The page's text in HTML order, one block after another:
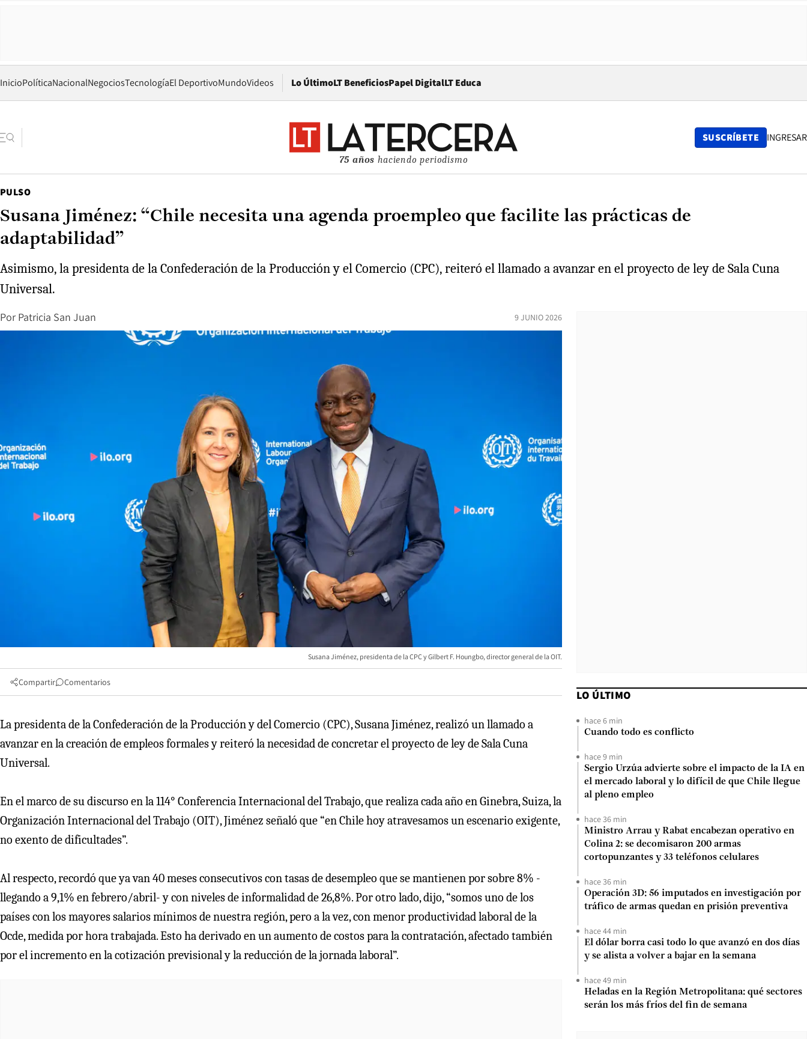
InicioPolíticaNacionalNegociosTecnologíaEl DeportivoMundoVideos Lo ÚltimoLT BeneficiosPapel DigitalOpens in new window
LT Educa
75 años haciendo periodismo
SUSCRÍBETE INGRESAR
PULSO
Susana Jiménez: “Chile necesita una agenda proempleo que facilite las prácticas de
adaptabilidad”
Asimismo, la presidenta de la Confederación de la Producción y el Comercio (CPC), reiteró el llamado a avanzar en el proyecto de ley de Sala Cuna
Universal.
Por Patricia San Juan 9 JUNIO 2026
Susana Jiménez, presidenta de la CPC y Gilbert F. Houngbo, director general de la OIT.
Compartir Comentarios
La presidenta de la Confederación de la Producción y del Comercio (CPC), Susana Jiménez, realizó un llamado a
avanzar en la creación de empleos formales y reiteró la necesidad de concretar el proyecto de ley de Sala Cuna
Universal.
En el marco de su discurso en la 114° Conferencia Internacional del Trabajo, que realiza cada año en Ginebra, Suiza, la
Organización Internacional del Trabajo (OIT), Jiménez señaló que “en Chile hoy atravesamos un escenario exigente,
no exento de dificultades”.
Al respecto, recordó que ya van 40 meses consecutivos con tasas de desempleo que se mantienen por sobre 8% -
llegando a 9,1% en febrero/abril- y con niveles de informalidad de 26,8%. Por otro lado, dijo, “somos uno de los
países con los mayores salarios mínimos de nuestra región, pero a la vez, con menor productividad laboral de la
Ocde, medida por hora trabajada. Esto ha derivado en un aumento de costos para la contratación, afectado también
por el incremento en la cotización previsional y la reducción de la jornada laboral”.
LO ÚLTIMO
hace 6 min
Cuando todo es conflicto
hace 9 min
Sergio Urzúa advierte sobre el impacto de la IA en
el mercado laboral y lo difícil de que Chile llegue
al pleno empleo
hace 36 min
Ministro Arrau y Rabat encabezan operativo en
Colina 2: se decomisaron 200 armas
cortopunzantes y 33 teléfonos celulares
hace 36 min
Operación 3D: 56 imputados en investigación por
tráfico de armas quedan en prisión preventiva
hace 44 min
El dólar borra casi todo lo que avanzó en dos días
y se alista a volver a bajar en la semana
hace 49 min
Heladas en la Región Metropolitana: qué sectores
serán los más fríos del fin de semana